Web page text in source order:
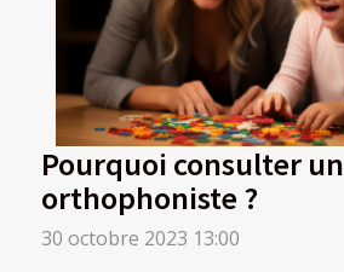
Pourquoi consulter un
orthophoniste ?
30 octobre 2023 13:00